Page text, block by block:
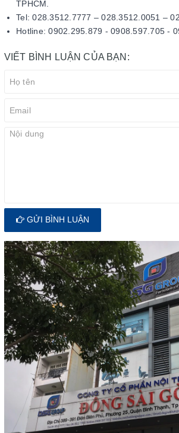
TPHCM.
Tel: 028.3512.7777 – 028.3512.0051 –
Hotline: 0902.295.879 - 0908.597.705 -
VIẾT BÌNH LUẬN CỦA BẠN:
GỬI BÌNH LUẬN